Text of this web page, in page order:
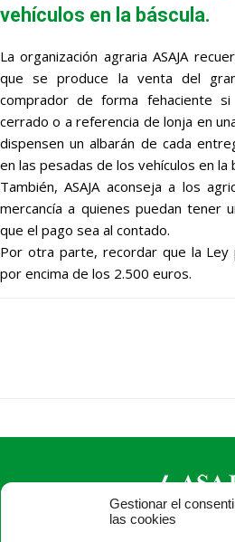
Gestionar el
las cookies
vehículos en la báscula.
La organización agraria ASAJA
que se produce la venta del
comprador de forma fehaciente
cerrado o a referencia de lonja en
dispensen un albarán de cada
en las pesadas de los vehículos en la
También, ASAJA aconseja a los
mercancía a quienes puedan tener
que el pago sea al contado.
Por otra parte, recordar que la Ley
por encima de los 2.500 euros.